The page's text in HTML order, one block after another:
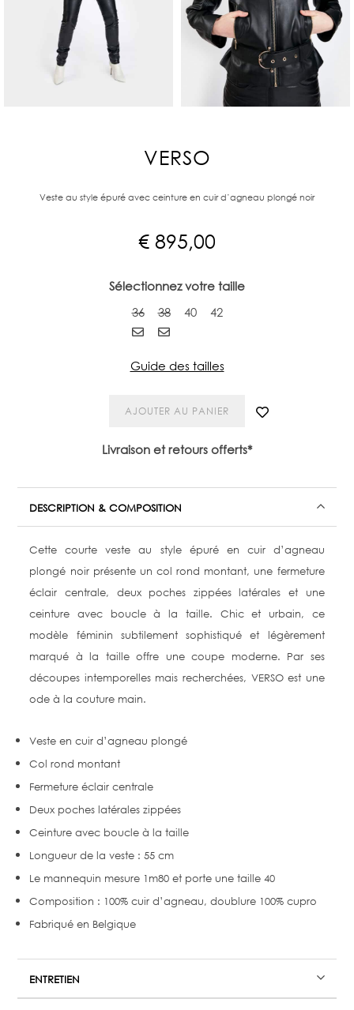
VERSO
Veste au style épuré avec ceinture en cuir d’agneau plongé noir
€ 895,00
Sélectionnez votre taille
36
38 40 42
Guide des tailles
AJOUTER AU PANIER
Livraison et retours offerts*
DESCRIPTION & COMPOSITION
Cette courte veste au style épuré en cuir d’agneau
plongé noir présente un col rond montant, une fermeture
éclair centrale, deux poches zippées latérales et une
ceinture avec boucle à la taille. Chic et urbain, ce
modèle féminin subtilement sophistiqué et légèrement
marqué à la taille offre une coupe moderne. Par ses
découpes intemporelles mais recherchées, VERSO est une
ode à la couture main.
Veste en cuir d’agneau plongé
Col rond montant
Fermeture éclair centrale
Deux poches latérales zippées
Ceinture avec boucle à la taille
Longueur de la veste : 55 cm
Le mannequin mesure 1m80 et porte une taille 40
Composition : 100% cuir d’agneau, doublure 100% cupro
Fabriqué en Belgique
ENTRETIEN